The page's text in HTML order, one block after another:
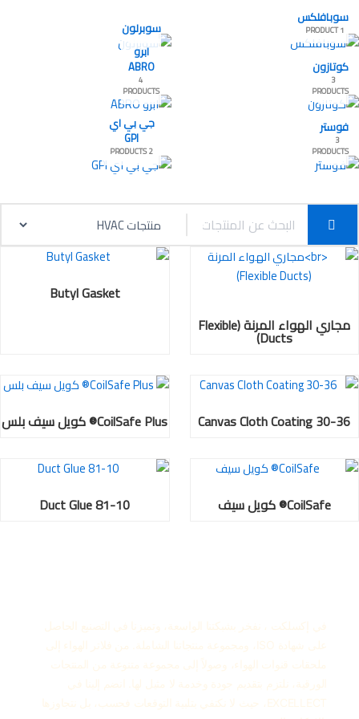
سوبافلكس
1 PRODUCT
سوبرلون
كوتازون
3
PRODUCTS
ابرو
ABRO
4
PRODUCTS
فوستر
3
PRODUCTS
جي بي اي
GPI
2 PRODUCTS
مجاري الهواء المرنة (Flexible
Ducts)
Butyl Gasket
Canvas Cloth Coating 30-36 CoilSafe Plus® كويل سيف بلس
CoilSafe® كويل سيف Duct Glue 81-10